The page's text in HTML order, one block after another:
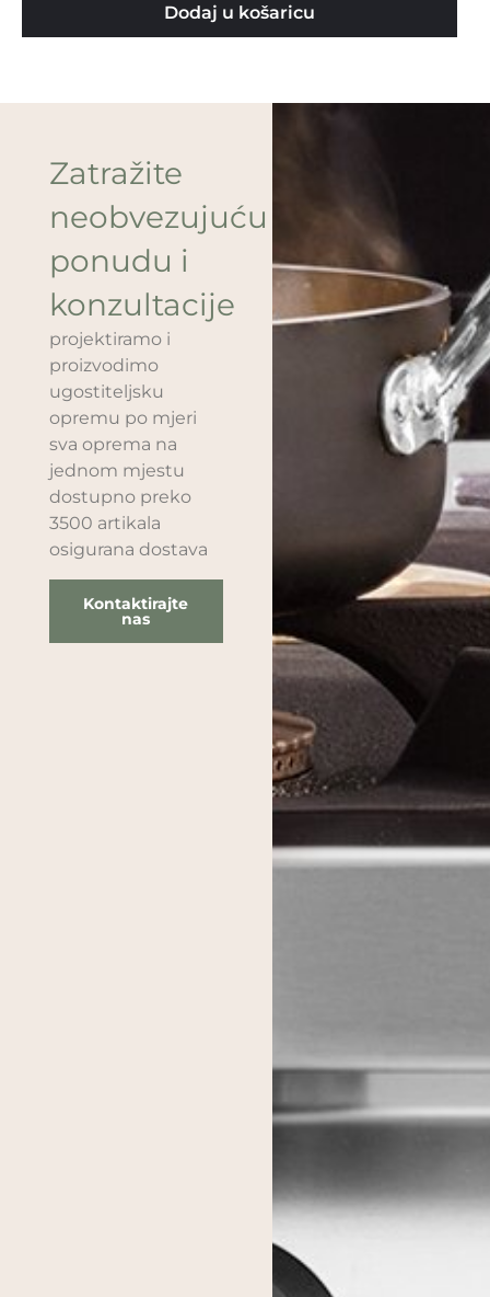
Dodaj u košaricu
Zatražite
neobvezujuću
ponudu i
konzultacije
projektiramo i
proizvodimo
ugostiteljsku
opremu po mjeri
sva oprema na
jednom mjestu
dostupno preko
3500 artikala
osigurana dostava
Kontaktirajte
nas